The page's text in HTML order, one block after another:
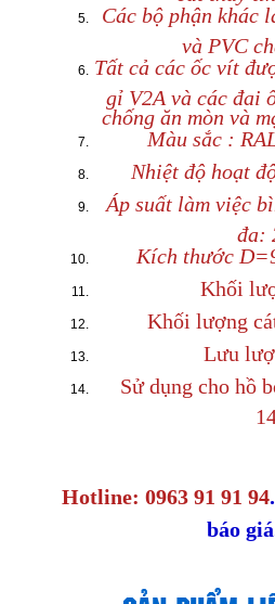
Các bộ phận khác
và PVC
Tất cả các ốc vít
gỉ V2A và các đai
chống ăn mòn và
Màu sắc :
Nhiệt độ hoạt
Áp suất làm việc
đa:
Kích thước
Khối
Khối lượng
Lưu
Sử dụng cho hồ
Hotline: 0963 91 91 94
báo